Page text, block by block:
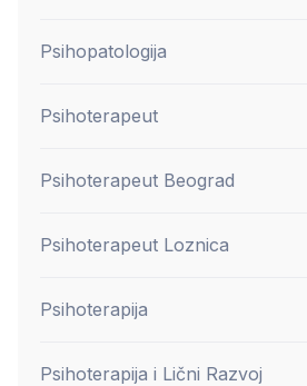
Psihopatologija
Psihoterapeut
Psihoterapeut Beograd
Psihoterapeut Loznica
Psihoterapija
Psihoterapija i Lični Razvoj